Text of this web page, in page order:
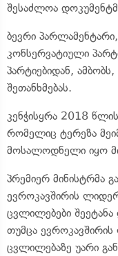
შესაძლოა
ბევრი
კონსერვატიული
პარტიებიდან,
შეთანხმებას.
კენჭისყრა 2018
რომელიც ტერეზა
მოსალოდნელი იყო
პრემიერ მინისტრმა
ევროკავშირის
ცვლილებები შეეტანა
თუმცა
ცვლილებაზე უარი